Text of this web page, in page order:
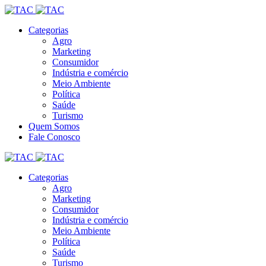
Categorias
Agro
Marketing
Consumidor
Indústria e comércio
Meio Ambiente
Política
Saúde
Turismo
Quem Somos
Fale Conosco
Categorias
Agro
Marketing
Consumidor
Indústria e comércio
Meio Ambiente
Política
Saúde
Turismo